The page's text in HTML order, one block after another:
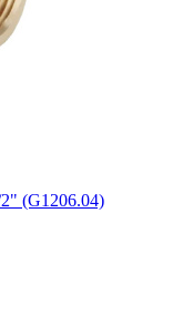
(G1206.04)